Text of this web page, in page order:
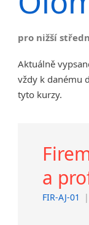
Kolín
pro nižší
Aktuálně
vždy k danému
tyto kurzy.
a
FIR-AJ-01 |